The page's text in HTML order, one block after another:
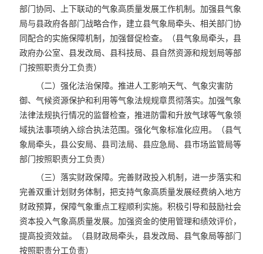
部门协同、上下联动的气象高质量发展工作机制。加强县气象
局与县政府各部门战略合作，建立县气象局牵头、相关部门协
同配合的实施保障机制，加强督促检查。（县气象局牵头，县
政府办公室、县发改局、县科技局、县自然资源和规划局等部
门按照职责分工负责）
（二）强化法治保障。推进人工影响天气、气象灾害防
御、气候资源保护和利用等气象法规规章贯彻落实。加强气象
法律法规执行情况的监督检查，推进防雷和升放气球等气象领
域执法事项纳入综合执法范围。强化气象标准化应用。（县气
象局牵头，县公安局、县司法局、县应急局、县市场监管局等
部门按照职责分工负责）
（三）落实财政保障。完善财政投入机制，进一步落实和
完善双重计划财务体制，把支持气象高质量发展经费纳入地方
财政预算，保障气象重点工程顺利实施。积极引导和鼓励社会
资本投入气象高质量发展。加强资金的使用管理和绩效评价，
提高投资效益。（县财政局牵头，县发改局、县气象局等部门
按照职责分工负责）